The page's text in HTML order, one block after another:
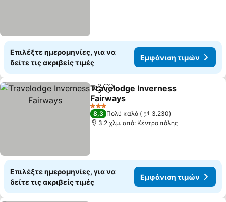
Επιλέξτε ημερομηνίες, για να
δείτε τις ακριβείς τιμές
Εμφάνιση τιμών
Κοινοποίηση
Προσθήκη στα αγαπημένα
Travelodge Inverness
Fairways
3 Αστέρια
8,3 Πολύ καλό
3.230
3.2 χλμ. από: Κέντρο πόλης
Επιλέξτε ημερομηνίες, για να
δείτε τις ακριβείς τιμές
Εμφάνιση τιμών